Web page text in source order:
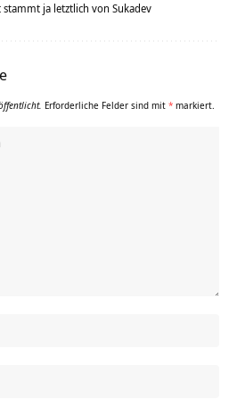
ja letztlich von Sukadev
Erforderliche Felder sind mit * markiert.